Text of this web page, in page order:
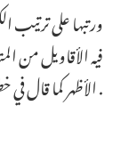
ورتبها على ترتيب
فيه الأقاويل من
الأظهر كما قال في خطبته .